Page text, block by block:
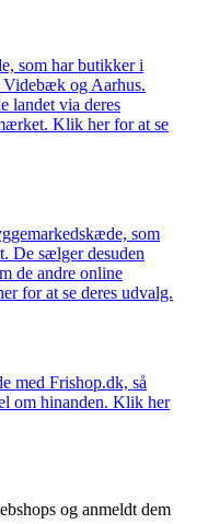
som har butikker i
og Aarhus.
landet via deres
Klik her for at se
som
De sælger desuden
de andre online
for at se deres udvalg.
med Frishop.dk, så
om hinanden. Klik her
og anmeldt dem